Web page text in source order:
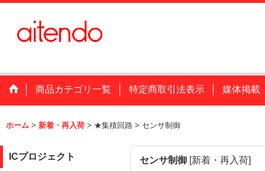
商品カテゴリ一覧 特定商取引法表示 媒体掲載
ホーム > 新着・再入荷 > ★集積回路 > センサ制御
ICプロジェクト センサ制御 [新着・再入荷]